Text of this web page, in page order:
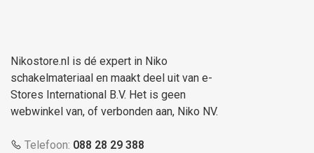
Nikostore.nl is dé expert in Niko
schakelmateriaal en maakt deel uit van e-
Stores International B.V. Het is geen
webwinkel van, of verbonden aan, Niko NV.
Telefoon: 088 28 29 388